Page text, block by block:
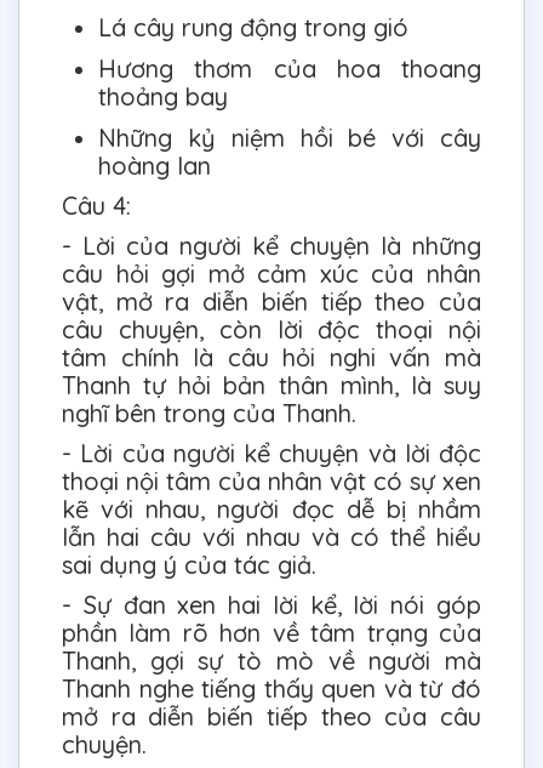
Lá cây rung động trong gió
Hương thơm của hoa thoang
thoảng bay
Những kỷ niệm hồi bé với cây
hoàng lan
Câu 4:
- Lời của người kể chuyện là những
câu hỏi gợi mở cảm xúc của nhân
vật, mở ra diễn biến tiếp theo của
câu chuyện, còn lời độc thoại nội
tâm chính là câu hỏi nghi vấn mà
Thanh tự hỏi bản thân mình, là suy
nghĩ bên trong của Thanh.
- Lời của người kể chuyện và lời độc
thoại nội tâm của nhân vật có sự xen
kẽ với nhau, người đọc dễ bị nhầm
lẫn hai câu với nhau và có thể hiểu
sai dụng ý của tác giả.
- Sự đan xen hai lời kể, lời nói góp
phần làm rõ hơn về tâm trạng của
Thanh, gợi sự tò mò về người mà
Thanh nghe tiếng thấy quen và từ đó
mở ra diễn biến tiếp theo của câu
chuyện.